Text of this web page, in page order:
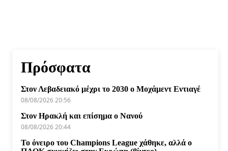
Πρόσφατα
Στον Λεβαδειακό μέχρι το 2030 ο Μοχάμεντ Εντιαγέ
08/08/2026 20:56
Στον Ηρακλή και επίσημα ο Νανού
08/08/2026 20:44
Το όνειρο του Champions League χάθηκε, αλλά ο